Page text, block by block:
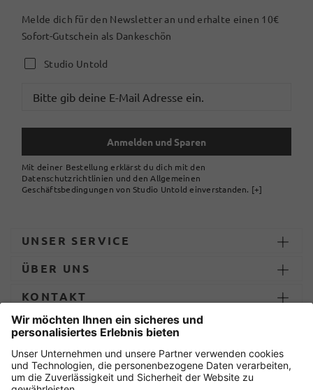
Melde dich für den Newsletter an und erhalte einen 10€
Sofort-Gutschein als Dankeschön
Studio Untold
Anmelden und Sparen
Mit deiner Bestellung erklärst du dich mit den
Datenschutzrichtlinien und den Allgemeinen
Geschäftsbedingungen von Studio Untold einverstanden. [+]
UNSER SERVICE
ÜBER UNS
KONTAKT
ZAHLUNG UND LIEFERUNG
Sicher einkaufen mit